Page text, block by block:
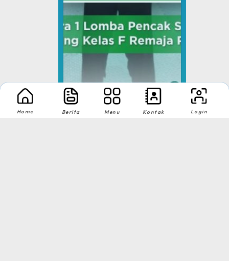
Home Berita Menu Kontak Login